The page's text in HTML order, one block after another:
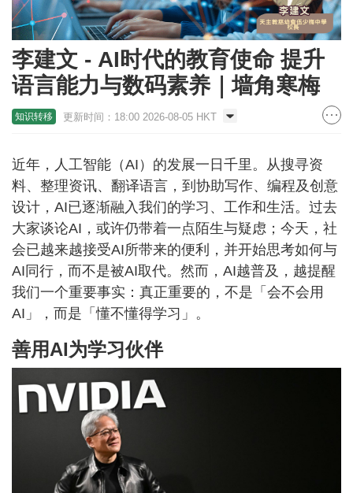
李建文 - AI时代的教育使命 提升
语言能力与数码素养｜墙角寒梅
知识转移 更新时间：18:00 2026-08-05 HKT
近年，人工智能（AI）的发展一日千里。从搜寻资
料、整理资讯、翻译语言，到协助写作、编程及创意
设计，AI已逐渐融入我们的学习、工作和生活。过去
大家谈论AI，或许仍带着一点陌生与疑虑；今天，社
会已越来越接受AI所带来的便利，并开始思考如何与
AI同行，而不是被AI取代。然而，AI越普及，越提醒
我们一个重要事实：真正重要的，不是「会不会用
AI」，而是「懂不懂得学习」。
善用AI为学习伙伴